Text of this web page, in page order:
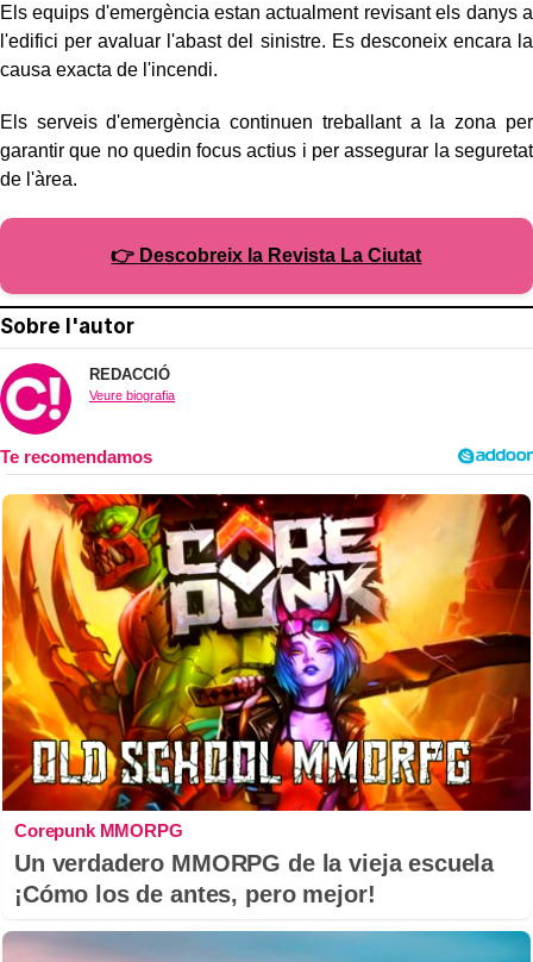
Els equips d'emergència estan actualment revisant els danys a
l'edifici per avaluar l'abast del sinistre. Es desconeix encara la
causa exacta de l'incendi.
Els serveis d'emergència continuen treballant a la zona per
garantir que no quedin focus actius i per assegurar la seguretat
de l'àrea.
👉 Descobreix la Revista La Ciutat
Sobre l'autor
REDACCIÓ
Veure biografia
Corepunk MMORPG
Un verdadero MMORPG de la vieja escuela
¡Cómo los de antes, pero mejor!